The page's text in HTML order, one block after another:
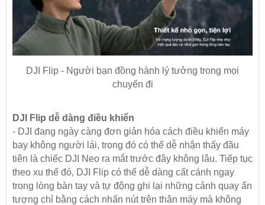
DJI Flip - Người bạn đồng hành lý tưởng trong mọi
chuyến đi
DJI Flip dễ dàng điều khiển
- DJI đang ngày càng đơn giản hóa cách điều khiển máy
bay không người lái, trong đó có thể dễ nhận thấy đầu
tiên là chiếc DJI Neo ra mắt trước đây không lâu. Tiếp tục
theo xu thế đó, DJI Flip có thể dễ dàng cất cánh ngay
trong lòng bàn tay và tự động ghi lại những cảnh quay ấn
tượng chỉ bằng cách nhấn nút trên thân máy mà không